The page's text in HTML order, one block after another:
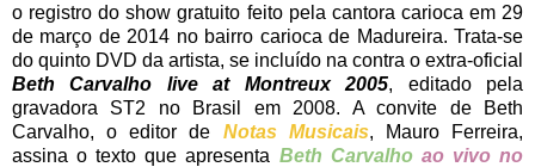
o registro do show gratuito feito pela cantora carioca em 29
de março de 2014 no bairro carioca de Madureira. Trata-se
do quinto DVD da artista, se incluído na contra o extra-oficial
Beth Carvalho live at Montreux 2005, editado pela
gravadora ST2 no Brasil em 2008. A convite de Beth
Carvalho, o editor de Notas Musicais, Mauro Ferreira,
assina o texto que apresenta Beth Carvalhoao vivo no